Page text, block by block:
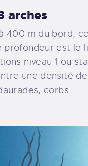
arches
400 m du bord,
profondeur est le
niveau 1 ou
une densité
corbs…